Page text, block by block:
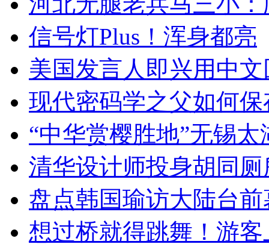
信号灯Plus！浑身都亮
美国发言人即兴用中
现代密码学之父如何
“中华赏樱胜地”无锡
清华设计师投身胡同
盘点韩国瑜访大陆台
想过桥就得跳舞！游客